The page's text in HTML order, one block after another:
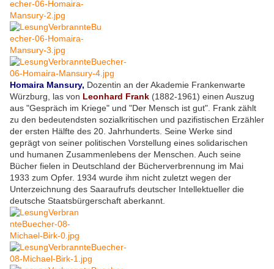
Homaira Mansury, Dozentin an der Akademie Frankenwarte
Würzburg, las von Leonhard Frank (1882-1961) einen Auszug
aus "Gespräch im Kriege" und "Der Mensch ist gut". Frank zählt
zu den bedeutendsten sozialkritischen und pazifistischen Erzähler
der ersten Hälfte des 20. Jahrhunderts. Seine Werke sind
geprägt von seiner politischen Vorstellung eines solidarischen
und humanen Zusammenlebens der Menschen. Auch seine
Bücher fielen in Deutschland der Bücherverbrennung im Mai
1933 zum Opfer. 1934 wurde ihm nicht zuletzt wegen der
Unterzeichnung des Saaraufrufs deutscher Intellektueller die
deutsche Staatsbürgerschaft aberkannt.